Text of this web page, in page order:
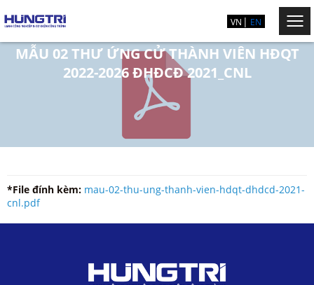
VN EN
MẪU 02 THƯ ỨNG CỬ THÀNH VIÊN HĐQT
2022-2026 ĐHĐCĐ 2021_CNL
*File đính kèm: mau-02-thu-ung-thanh-vien-hdqt-dhdcd-2021-
cnl.pdf